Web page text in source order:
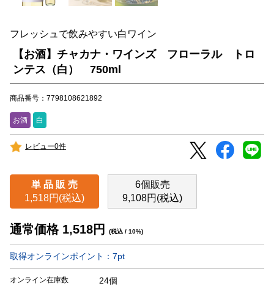
フレッシュで飲みやすい白ワイン
【お酒】チャカナ・ワインズ フローラル トロ
ンテス（白） 750ml
商品番号：7798108621892
お酒 白
レビュー0件
単 品 販 売
1,518円(税込)
6個販売
9,108円(税込)
通常価格 1,518円 (税込 / 10%)
取得オンラインポイント： 7pt
オンライン在庫数 24個